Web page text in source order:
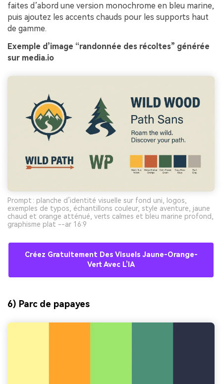
faites d’abord une version monochrome en bleu marine,
puis ajoutez les accents chauds pour les supports haut
de gamme.
Exemple d’image “randonnée des récoltes” générée
sur media.io
Prompt : planche d’identité visuelle sur fond uni, logos,
exemples de typos, échantillons couleur, style aventure, jaune
chaud et orange atténué, verts calmes et bleu marine profond,
graphisme plat --ar 16:9
Créez Gratuitement Des Visuels Jaune-Orange-
Vert Avec L’IA
6) Parc de papayes